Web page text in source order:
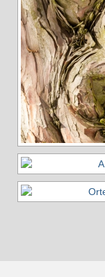
2024
2023
2022
2021
2020
2019
2018